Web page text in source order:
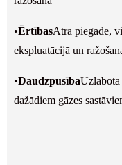
•ĒrtībasĀtra piegāde,
ekspluatācijā un
•DaudzpusībaUzlabota
dažādiem gāzes